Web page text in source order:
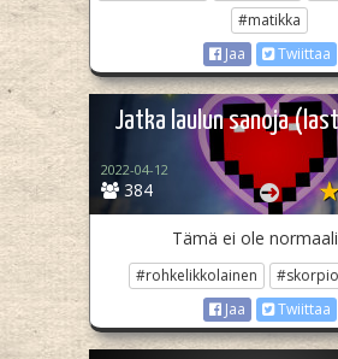
#matikka
Jaa
Twiittaa
Jatka laulun sanoja
384
2022-04-12
Tämä ei ole
#rohkelikkolainen
Jaa
Twiittaa